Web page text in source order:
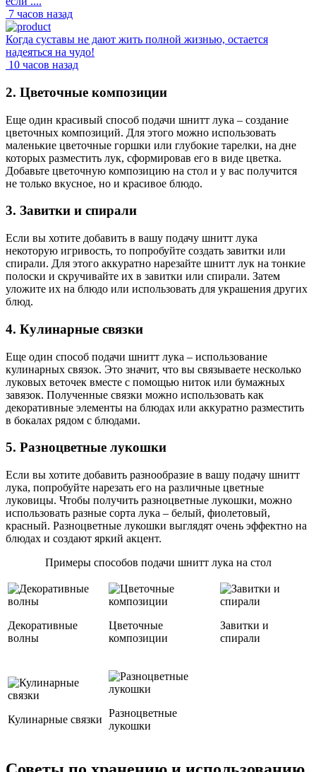
7 часов назад
Когда суставы не дают жить полной жизнью, остается
надеяться на чудо!
10 часов назад
2. Цветочные композиции
Еще один красивый способ подачи шнитт лука – создание
цветочных композиций. Для этого можно использовать
маленькие цветочные горшки или глубокие тарелки, на дне
которых разместить лук, сформировав его в виде цветка.
Добавьте цветочную композицию на стол и у вас получится
не только вкусное, но и красивое блюдо.
3. Завитки и спирали
Если вы хотите добавить в вашу подачу шнитт лука
некоторую игривость, то попробуйте создать завитки или
спирали. Для этого аккуратно нарезайте шнитт лук на тонкие
полоски и скручивайте их в завитки или спирали. Затем
уложите их на блюдо или использовать для украшения других
блюд.
4. Кулинарные связки
Еще один способ подачи шнитт лука – использование
кулинарных связок. Это значит, что вы связываете несколько
луковых веточек вместе с помощью ниток или бумажных
завязок. Полученные связки можно использовать как
декоративные элементы на блюдах или аккуратно разместить
в бокалах рядом с блюдами.
5. Разноцветные лукошки
Если вы хотите добавить разнообразие в вашу подачу шнитт
лука, попробуйте нарезать его на различные цветные
луковицы. Чтобы получить разноцветные лукошки, можно
использовать разные сорта лука – белый, фиолетовый,
красный. Разноцветные лукошки выглядят очень эффектно на
блюдах и создают яркий акцент.
Примеры способов подачи шнитт лука на стол
Декоративные
волны
Цветочные
композиции
Завитки и
спирали
Кулинарные связки
Разноцветные
лукошки